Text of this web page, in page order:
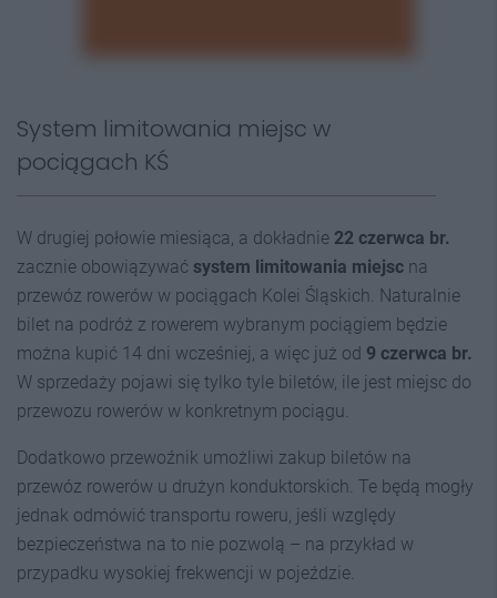
System limitowania miejsc w
pociągach KŚ
W drugiej połowie miesiąca, a dokładnie 22 czerwca br.
zacznie obowiązywać system limitowania miejsc na
przewóz rowerów w pociągach Kolei Śląskich. Naturalnie
bilet na podróż z rowerem wybranym pociągiem będzie
można kupić 14 dni wcześniej, a więc już od 9 czerwca br.
W sprzedaży pojawi się tylko tyle biletów, ile jest miejsc do
przewozu rowerów w konkretnym pociągu.
Dodatkowo przewoźnik umożliwi zakup biletów na
przewóz rowerów u drużyn konduktorskich. Te będą mogły
jednak odmówić transportu roweru, jeśli względy
bezpieczeństwa na to nie pozwolą – na przykład w
przypadku wysokiej frekwencji w pojeździe.